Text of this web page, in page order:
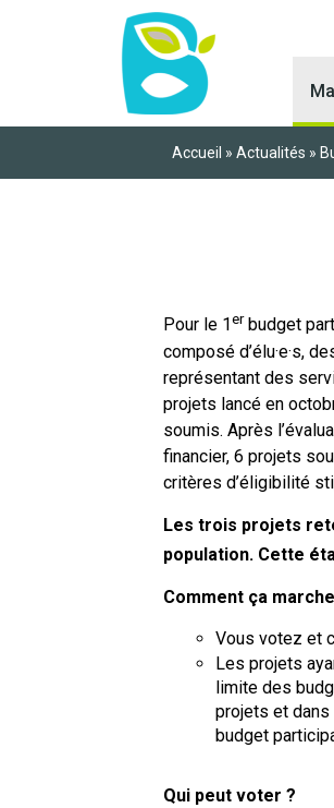
Accueil » Actualités »
Pour le 1 er budget
composé d’élu·e·s,
représentant des
projets lancé en
soumis. Après
financier, 6 projets
critères d’éligibilité
Les trois projets
population. Cette
Comment ça
Vous votez et
Les projets
limite des
projets et
budget
Qui peut voter ?